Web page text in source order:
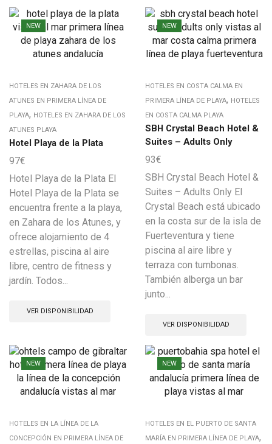
NEW
HOTELES EN ZAHARA DE LOS
ATUNES EN PRIMERA LÍNEA DE
PLAYA, HOTELES EN ZAHARA DE LOS
ATUNES PLAYA
Hotel Playa de la Plata
97€
Hotel Playa de la Plata El
Hotel Playa de la Plata se
encuentra frente a la playa,
en Zahara de los Atunes, y
ofrece alojamiento de 4
estrellas, piscina al aire
libre, centro de fitness y
jardín. Todos...
VER DISPONIBILIDAD
NEW
HOTELES EN COSTA CALMA EN
PRIMERA LÍNEA DE PLAYA, HOTELES
EN COSTA CALMA PLAYA
SBH Crystal Beach Hotel &
Suites – Adults Only
93€
SBH Crystal Beach Hotel &
Suites – Adults Only El
Crystal Beach está ubicado
en la costa sur de la isla de
Fuerteventura y tiene
piscina al aire libre y
terraza con tumbonas.
También alberga un bar
junto...
VER DISPONIBILIDAD
NEW
HOTELES EN LA LÍNEA DE LA
CONCEPCIÓN EN PRIMERA LÍNEA DE
NEW
HOTELES EN EL PUERTO DE SANTA
MARÍA EN PRIMERA LÍNEA DE PLAYA,